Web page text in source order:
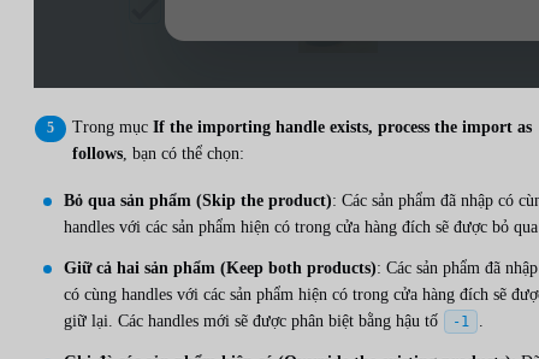
Trong mục If the importing handle exists, process the import as
follows , bạn có thể chọn:
Bỏ qua sản phẩm (Skip the product): Các sản phẩm đã nhập có
handles với các sản phẩm hiện có trong cửa hàng đích sẽ được bỏ
Giữ cả hai sản phẩm (Keep both products): Các sản phẩm đã nhập
có cùng handles với các sản phẩm hiện có trong cửa hàng đích sẽ
giữ lại. Các handles mới sẽ được phân biệt bằng hậu tố
-1 .